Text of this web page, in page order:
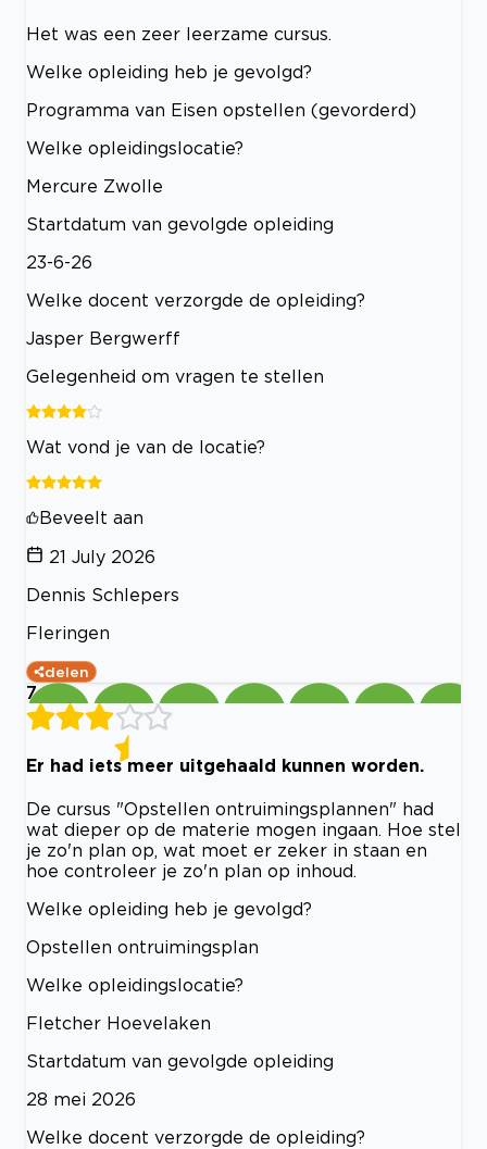
Het was een zeer leerzame cursus.
Welke opleiding heb je gevolgd?
Programma van Eisen opstellen (gevorderd)
Welke opleidingslocatie?
Mercure Zwolle
Startdatum van gevolgde opleiding
23-6-26
Welke docent verzorgde de opleiding?
Jasper Bergwerff
Gelegenheid om vragen te stellen
Wat vond je van de locatie?
Beveelt aan
21 July 2026
Dennis Schlepers
Fleringen
delen
7
Er had iets meer uitgehaald kunnen worden.
De cursus "Opstellen ontruimingsplannen" had
wat dieper op de materie mogen ingaan. Hoe stel
je zo'n plan op, wat moet er zeker in staan en
hoe controleer je zo'n plan op inhoud.
Welke opleiding heb je gevolgd?
Opstellen ontruimingsplan
Welke opleidingslocatie?
Fletcher Hoevelaken
Startdatum van gevolgde opleiding
28 mei 2026
Welke docent verzorgde de opleiding?